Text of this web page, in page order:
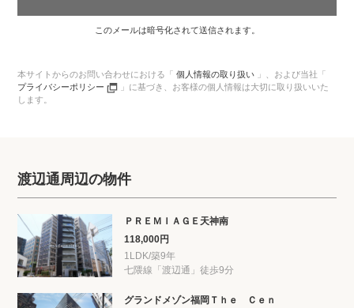
このメールは暗号化されて送信されます。
本サイトからのお問い合わせにおける「個人情報の取り扱い 」、 および当社「
プライバシーポリシー
」に基づき、 お客様の個人情報は大切に取り扱いいた
します。
渡辺通周辺の物件
ＰＲＥＭＩＡＧＥ天神南
118,000円
1LDK/築9年
七隈線「渡辺通」徒歩9分
グランドメゾン福岡Ｔｈｅ Ｃｅｎ